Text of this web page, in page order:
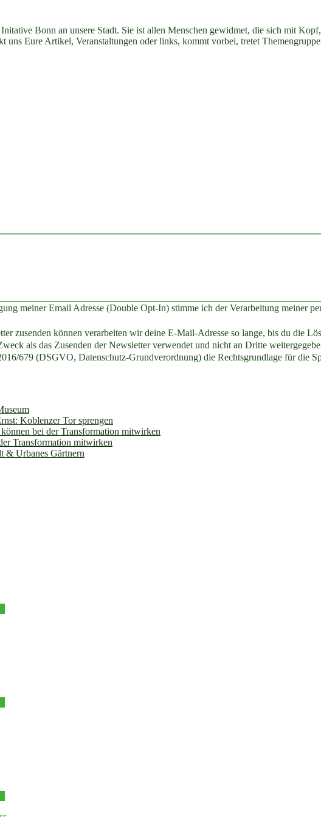
Bonn an unsere Stadt. Sie ist allen Menschen gewidmet, die sich mit
uns Eure Artikel, Veranstaltungen oder links, kommt vorbei, tretet
meiner Email Adresse (Double Opt-In) stimme ich der Verarbeitung meiner
zusenden können verarbeiten wir deine E-Mail-Adresse so lange, bis du die
als das Zusenden der Newsletter verwendet und nicht an Dritte
679 (DSGVO, Datenschutz-Grundverordnung) die Rechtsgrundlage für die
Koblenzer Tor sprengen
bei der Transformation mitwirken
Transformation mitwirken
& Urbanes Gärtnern